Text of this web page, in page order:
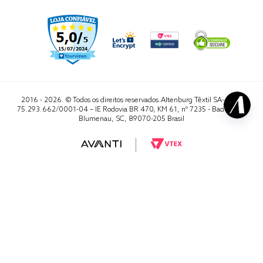
2016 - 2026. © Todos os direitos reservados.Altenburg Têxtil SA- CNPJ
75.293.662/0001-04 – IE Rodovia BR 470, KM 61, nº 7235 - Badenfurt,
Blumenau, SC, 89070-205 Brasil